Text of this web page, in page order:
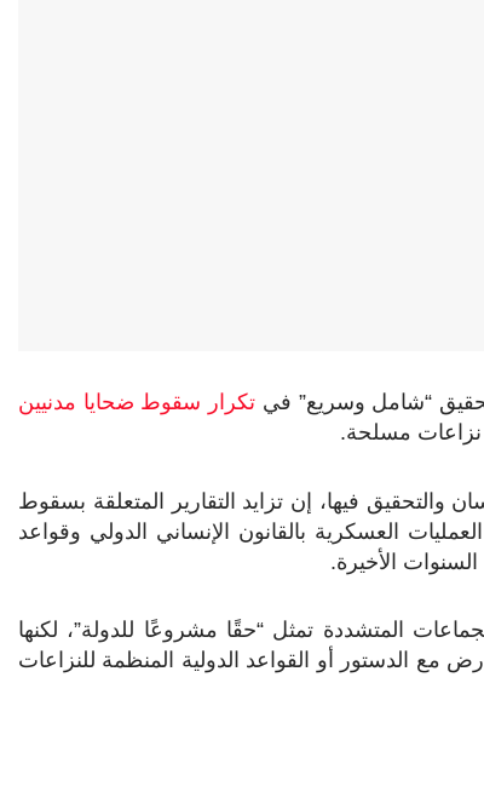
تحقيق “شامل وسريع” في تكرار سقوط ضحايا مدنيين
نزاعات مسلحة.
فيها، إن تزايد التقارير المتعلقة بسقوط
العسكرية بالقانون الإنساني الدولي وقواعد
الأخيرة.
المتشددة تمثل “حقًا مشروعًا للدولة”، لكنها
الدستور أو القواعد الدولية المنظمة للنزاعات